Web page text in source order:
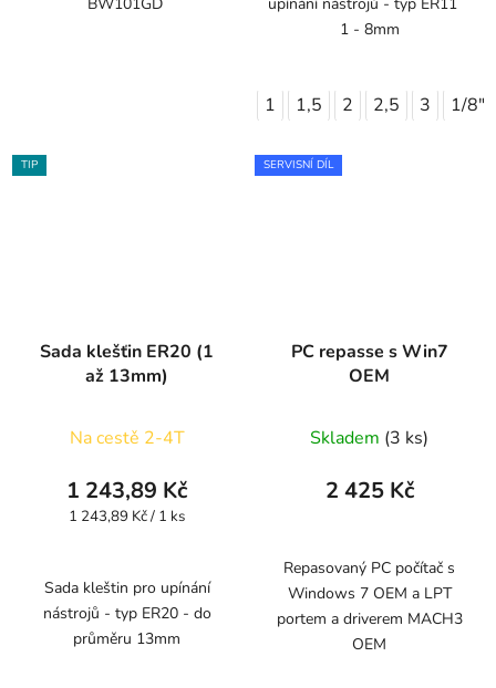
1 - 8mm
1 1,5 2 2,5 3 1/8"
TIP
Sada klešťin ER20 (1
až 13mm)
Na cestě 2-4T
1 243,89 Kč
Měrná
1 243,89 Kč / 1 ks
Sada kleštin pro upínání
nástrojů - typ ER20 - do
průměru 13mm
SERVISNÍ DÍL
PC repasse s Win7
OEM
Skladem (3 ks)
2 425 Kč
Repasovaný PC počítač s
Windows 7 OEM a LPT
portem a driverem MACH3
OEM